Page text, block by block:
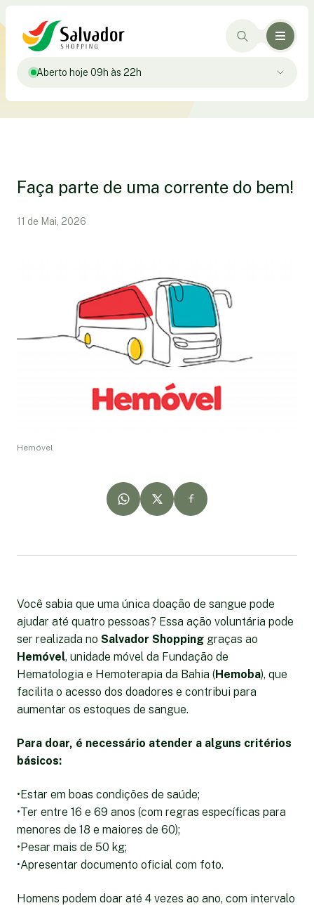
Aberto hoje 09h às 22h
Faça parte de uma corrente do bem!
11 de Mai, 2026
Hemóvel
Você sabia que uma única doação de sangue pode
ajudar até quatro pessoas? Essa ação voluntária pode
ser realizada no Salvador Shopping graças ao
Hemóvel, unidade móvel da Fundação de
Hematologia e Hemoterapia da Bahia (Hemoba), que
facilita o acesso dos doadores e contribui para
aumentar os estoques de sangue.
Para doar, é necessário atender a alguns critérios
básicos:
•Estar em boas condições de saúde;
•Ter entre 16 e 69 anos (com regras específicas para
menores de 18 e maiores de 60);
•Pesar mais de 50 kg;
•Apresentar documento oficial com foto.
Homens podem doar até 4 vezes ao ano, com intervalo